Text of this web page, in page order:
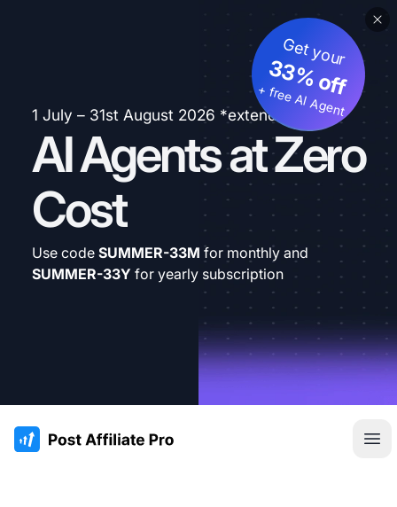
1 July – 31st August 2026 *extended
AI Agents at Zero
Cost
Get your
33% off
+ free AI Agent
Use code SUMMER-33M for monthly and
SUMMER-33Y for yearly subscription
:site.title